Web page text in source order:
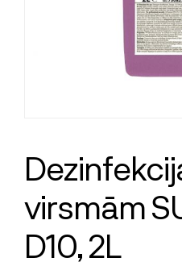
virsmām
D10, 2L